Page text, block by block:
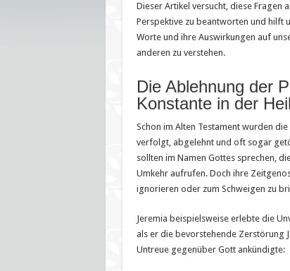
Dieser Artikel versucht, diese Fragen
Perspektive zu beantworten und hilft
Worte und ihre Auswirkungen auf
anderen zu verstehen.
Die Ablehnung der
Konstante in der
Schon im Alten Testament wurden
verfolgt, abgelehnt und oft sogar
sollten im Namen Gottes sprechen,
Umkehr aufrufen. Doch ihre
ignorieren oder zum Schweigen zu
Jeremia beispielsweise erlebte die
als er die bevorstehende Zerstörung
Untreue gegenüber Gott ankündigte: